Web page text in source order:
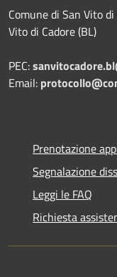
Comune di San Vito
Vito di Cadore (BL)
PEC:
Email:
Prenotazione
Segnalazione
Leggi le FAQ
Richiesta